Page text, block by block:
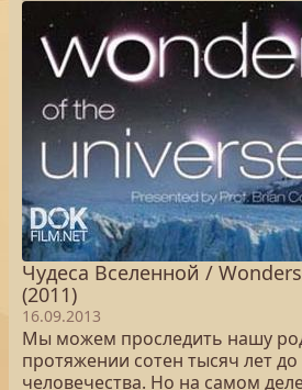
Чудеса Вселенной /
(2011)
16.09.2013
Мы можем проследить нашу
протяжении сотен тысяч лет
человечества. Но на самом